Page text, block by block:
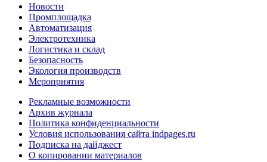
Новости
Промплощадка
Автоматизация
Электротехника
Логистика и склад
Безопасность
Экология производств
Мероприятия
Рекламные возможности
Архив журнала
Политика конфиденциальности
Условия использования сайта indpages.ru
Подписка на дайджест
О копировании материалов